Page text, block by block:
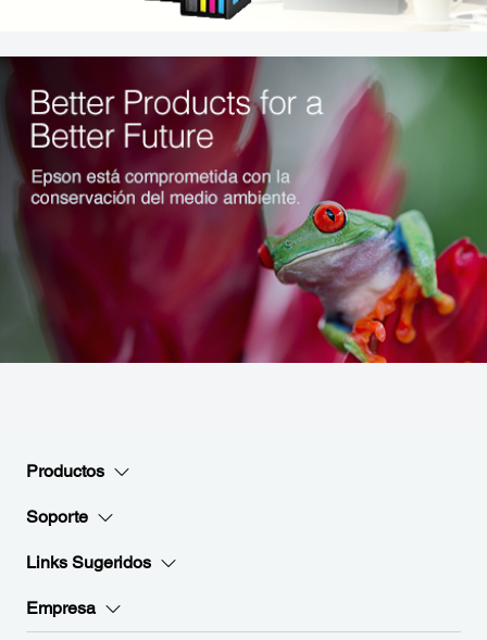
Productos
Soporte
Links Sugeridos
Empresa